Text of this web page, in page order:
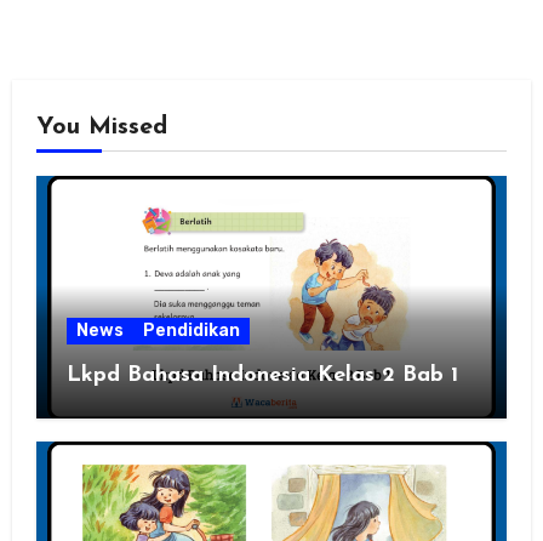
You Missed
News Pendidikan
Lkpd Bahasa Indonesia Kelas 2 Bab 1